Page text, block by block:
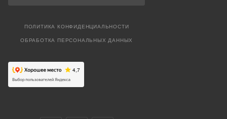
ПОЛИТИКА КОНФИДЕНЦИАЛЬНОСТИ
ОБРАБОТКА ПЕРСОНАЛЬНЫХ ДАННЫХ